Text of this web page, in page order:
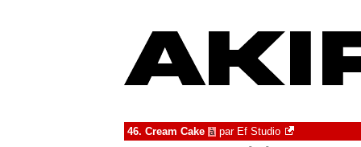
46. Cream Cake à par Ef Studio